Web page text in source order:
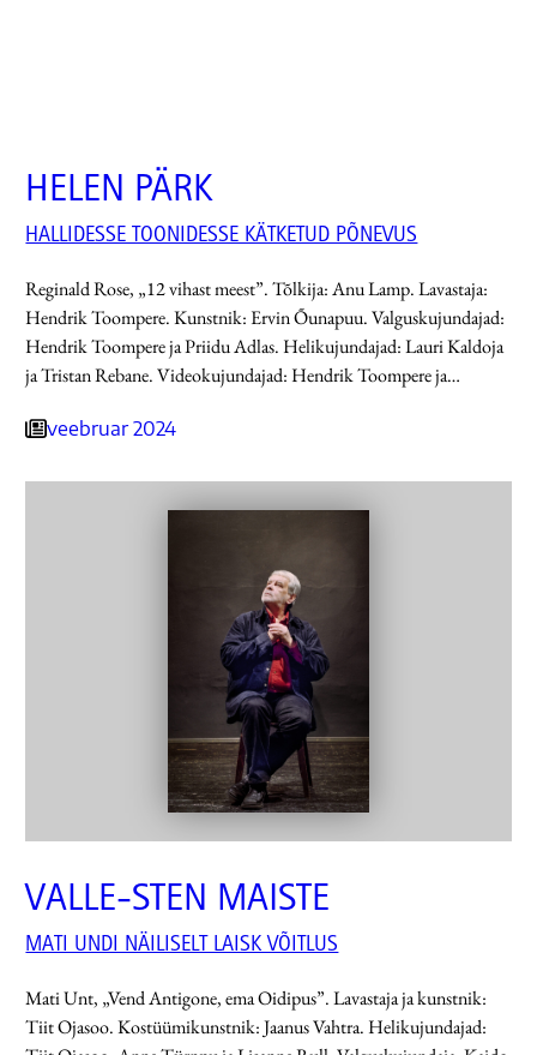
HELEN PÄRK
HALLIDESSE TOONIDESSE KÄTKETUD PÕNEVUS
Reginald Rose, „12 vihast meest”. Tõlkija: Anu Lamp. Lavastaja:
Hendrik Toompere. Kunstnik: Ervin Õunapuu. Valguskujundajad:
Hendrik Toompere ja Priidu Adlas. Helikujundajad: Lauri Kaldoja
ja Tristan Rebane. Videokujundajad: Hendrik Toompere ja…
veebruar 2024
VALLE-STEN MAISTE
MATI UNDI NÄILISELT LAISK VÕITLUS
Mati Unt, „Vend Antigone, ema Oidipus”. Lavastaja ja kunstnik:
Tiit Ojasoo. Kostüümikunstnik: Jaanus Vahtra. Helikujundajad: